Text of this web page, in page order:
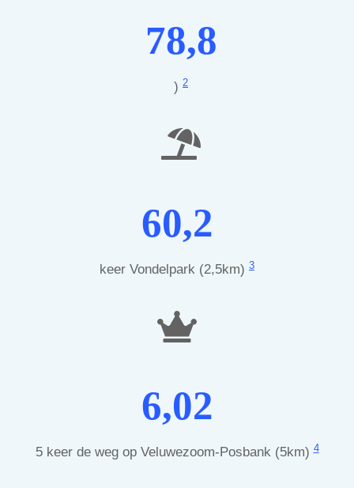
78,8
) 2
60,2
keer Vondelpark (2,5km) 3
6,02
5 keer de weg op Veluwezoom-Posbank (5km)4